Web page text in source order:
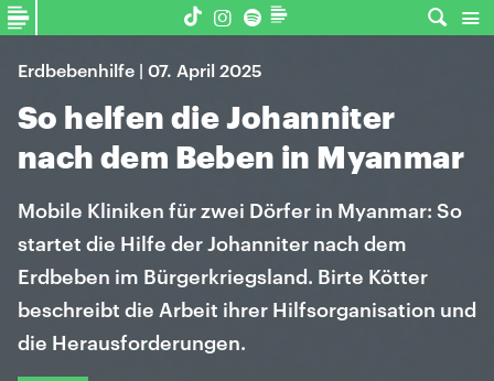
Erdbebenhilfe | 07. April 2025
So helfen die Johanniter
nach dem Beben in Myanmar
Mobile Kliniken für zwei Dörfer in Myanmar: So
startet die Hilfe der Johanniter nach dem
Erdbeben im Bürgerkriegsland. Birte Kötter
beschreibt die Arbeit ihrer Hilfsorganisation und
die Herausforderungen.